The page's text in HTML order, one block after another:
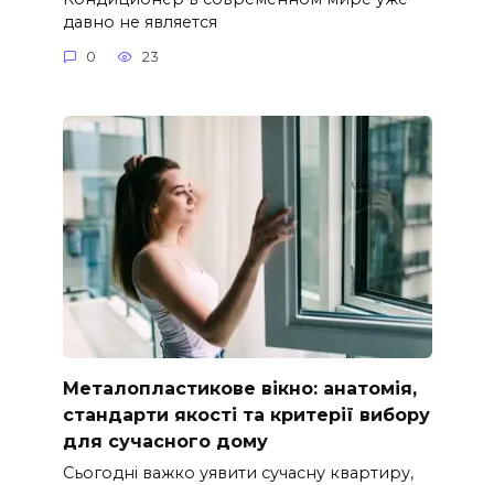
давно не является
0 23
Металопластикове вікно: анатомія,
стандарти якості та критерії вибору
для сучасного дому
Сьогодні важко уявити сучасну квартиру,